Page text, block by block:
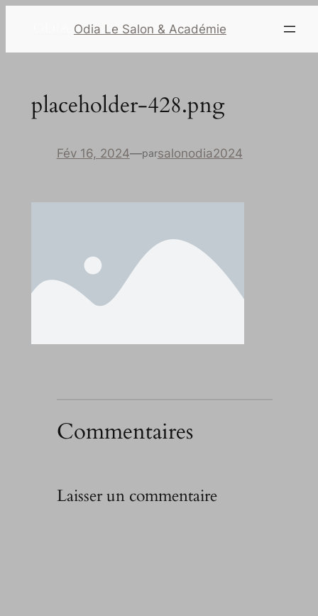
Odia Le Salon & Académie
placeholder-428.png
Fév 16, 2024—parsalonodia2024
Commentaires
Laisser un commentaire